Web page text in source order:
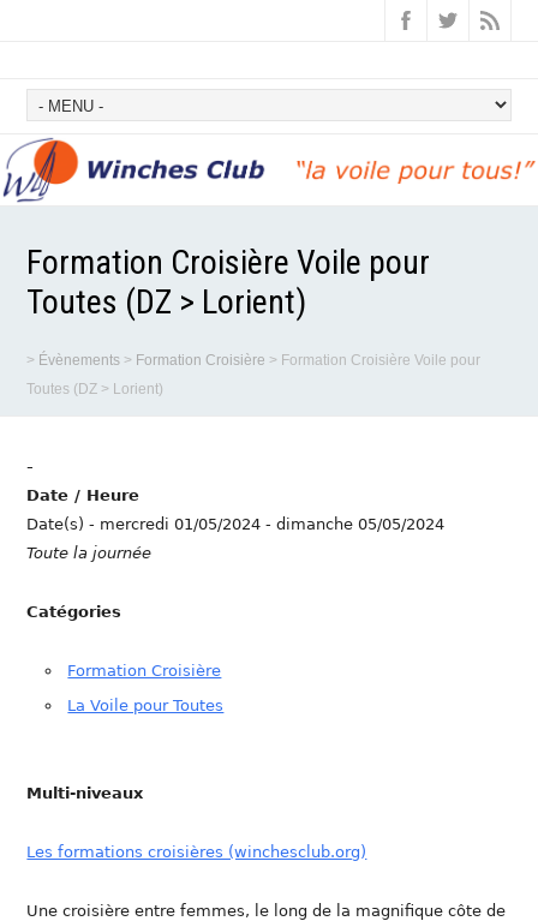
Formation Croisière Voile pour
Toutes (DZ > Lorient)
> Évènements > Formation Croisière > Formation Croisière Voile pour
Toutes (DZ > Lorient)
-
Date / Heure
Date(s) - mercredi 01/05/2024 - dimanche 05/05/2024
Toute la journée
Catégories
Formation Croisière
La Voile pour Toutes
Multi-niveaux
Les formations croisières (winchesclub.org)
Une croisière entre femmes, le long de la magnifique côte de